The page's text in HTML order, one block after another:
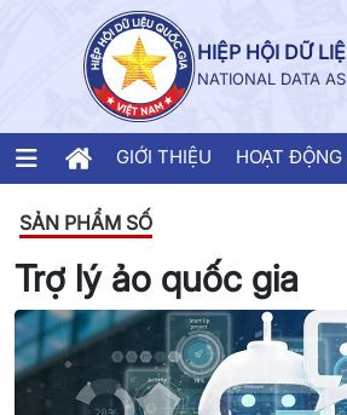
HIỆP HỘI DỮ
NATIONAL DATA
GIỚI THIỆU HOẠT
SẢN PHẨM SỐ
Trợ lý ảo quốc gia